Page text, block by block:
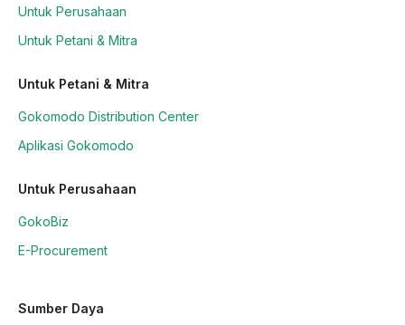
Untuk Perusahaan
Untuk Petani & Mitra
Untuk Petani & Mitra
Gokomodo Distribution Center
Aplikasi Gokomodo
Untuk Perusahaan
GokoBiz
E-Procurement
Sumber Daya